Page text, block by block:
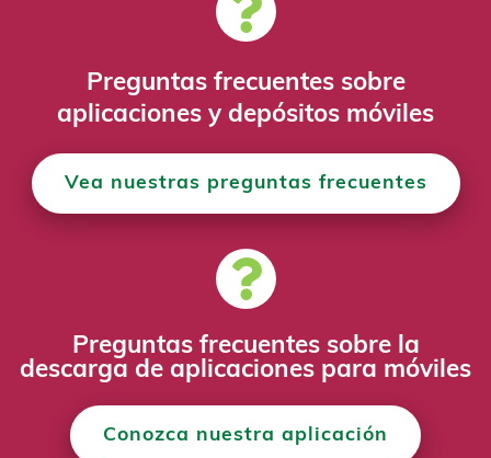
Preguntas frecuentes sobre
aplicaciones y depósitos móviles
Vea nuestras preguntas frecuentes
Preguntas frecuentes sobre la
descarga de aplicaciones para móviles
Conozca nuestra aplicación